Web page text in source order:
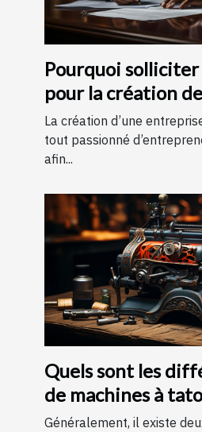
Pourquoi solliciter
pour la création
entreprise ?
La création d’une
tout passionné
afin...
Quels sont les
de machines à
Généralement, il existe